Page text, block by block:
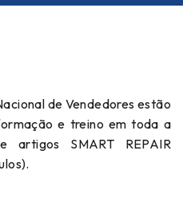
de Vendedores estão
e treino em toda a
SMART REPAIR